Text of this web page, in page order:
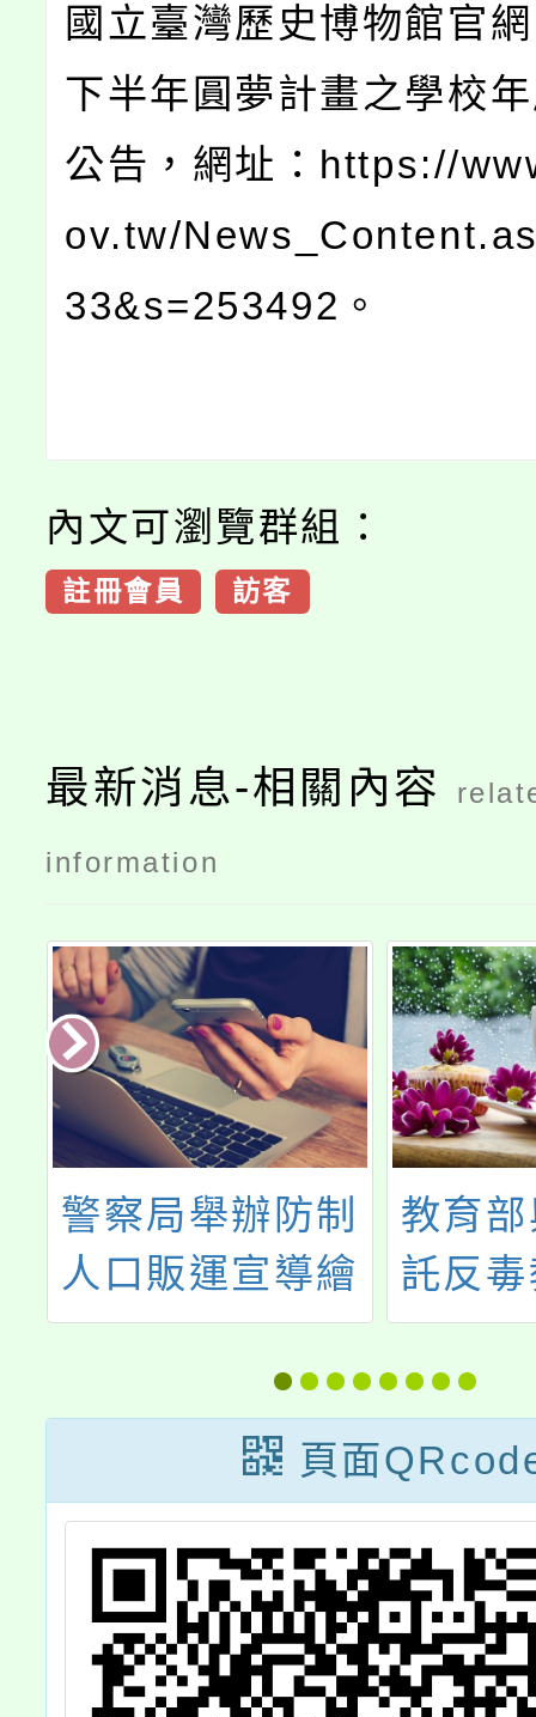
國立臺灣歷史博物館官
下半年圓夢計畫之學校
公告，網址：https://
ov.tw/
33&s=253492。
內文可瀏覽群組：
註冊會員 訪客
最新消息-相關內容
information
教育部與中國信
託反毒教育基金
會合作辦理「解
癮─解開毒品上
癮的真相」反毒
教育特展
桃園
頁面